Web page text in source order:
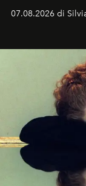
cognizione del
07.08.2026 di